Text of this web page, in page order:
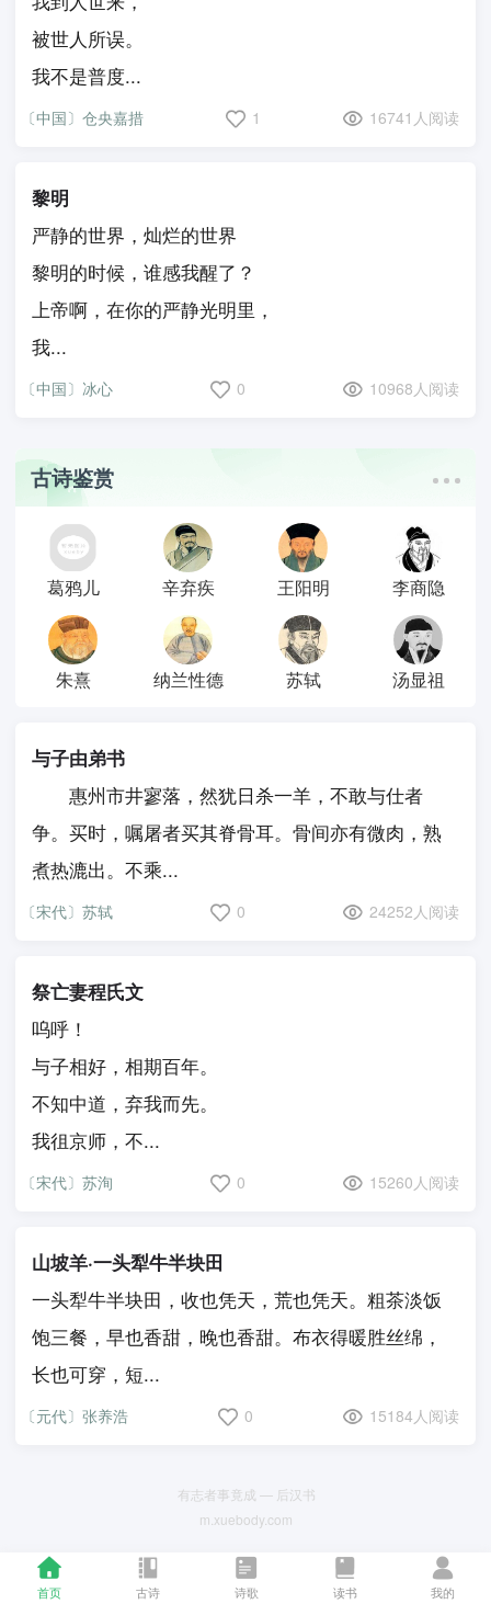
首页 古诗 诗歌 读书 我的
被世人所误。
我不是普度...
〔中国〕仓央嘉措 1 16741人阅读
黎明
严静的世界，灿烂的世界
黎明的时候，谁感我醒了？
上帝啊，在你的严静光明里，
我...
〔中国〕冰心 0 10968人阅读
古诗鉴赏
葛鸦儿 辛弃疾 王阳明 李商隐
朱熹 纳兰性德 苏轼 汤显祖
与子由弟书
惠州市井寥落，然犹日杀一羊，不敢与仕者
争。买时，嘱屠者买其脊骨耳。骨间亦有微肉，熟
煮热漉出。不乘...
〔宋代〕苏轼 0 24252人阅读
祭亡妻程氏文
呜呼！
与子相好，相期百年。
不知中道，弃我而先。
我徂京师，不...
〔宋代〕苏洵 0 15260人阅读
山坡羊·一头犁牛半块田
一头犁牛半块田，收也凭天，荒也凭天。粗茶淡饭
饱三餐，早也香甜，晚也香甜。布衣得暖胜丝绵，
长也可穿，短...
〔元代〕张养浩 0 15184人阅读
有志者事竟成 — 后汉书
m.xuebody.com